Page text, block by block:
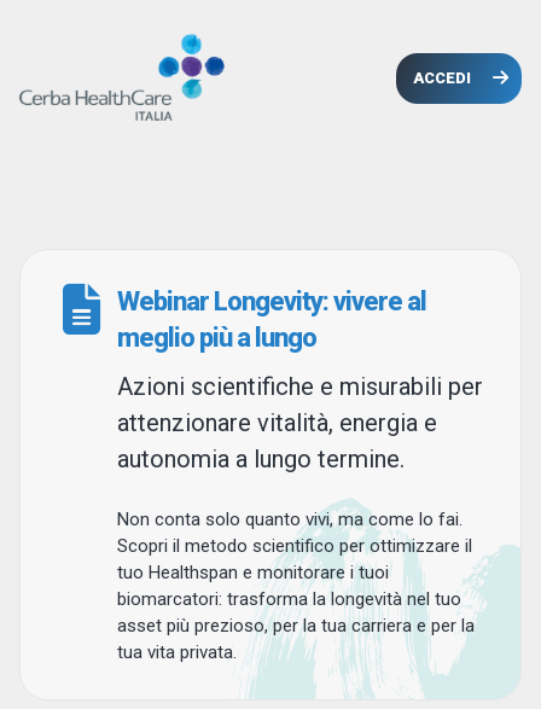
ACCEDI
Webinar Longevity: vivere al
meglio più a lungo
Azioni scientifiche e misurabili per
attenzionare vitalità, energia e
autonomia a lungo termine.
Non conta solo quanto vivi, ma come lo fai.
Scopri il metodo scientifico per ottimizzare il
tuo Healthspan e monitorare i tuoi
biomarcatori: trasforma la longevità nel tuo
asset più prezioso, per la tua carriera e per la
tua vita privata.